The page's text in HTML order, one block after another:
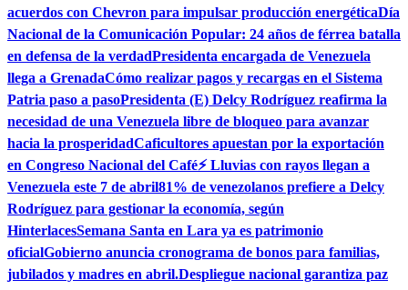
acuerdos con Chevron para impulsar producción energéticaDía
Nacional de la Comunicación Popular: 24 años de férrea batalla
en defensa de la verdadPresidenta encargada de Venezuela
llega a GrenadaCómo realizar pagos y recargas en el Sistema
Patria paso a pasoPresidenta (E) Delcy Rodríguez reafirma la
necesidad de una Venezuela libre de bloqueo para avanzar
hacia la prosperidadCaficultores apuestan por la exportación
en Congreso Nacional del Café⚡ Lluvias con rayos llegan a
Venezuela este 7 de abril81% de venezolanos prefiere a Delcy
Rodríguez para gestionar la economía, según
HinterlacesSemana Santa en Lara ya es patrimonio
oficialGobierno anuncia cronograma de bonos para familias,
jubilados y madres en abril.Despliegue nacional garantiza paz